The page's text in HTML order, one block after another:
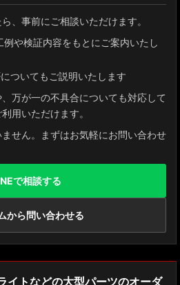
、事前にご相談いただけます。
や検証内容をもとにご案内いたし
ついてもご説明いたします
万が一の不具合についても対応して
用いただけます。
せん。まずはお気軽にお問い合わせ
で相談する
から問い合わせる
イトなどの大型パーツのオーダ